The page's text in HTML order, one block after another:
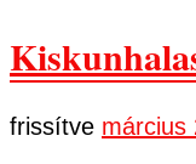
frissítve március